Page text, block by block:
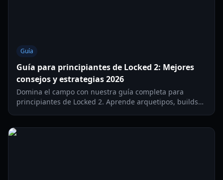
Guía
Guía para principiantes de Locked 2: Mejores
consejos y estrategias 2026
Domina el campo con nuestra guía completa para
principiantes de Locked 2. Aprende arquetipos, builds